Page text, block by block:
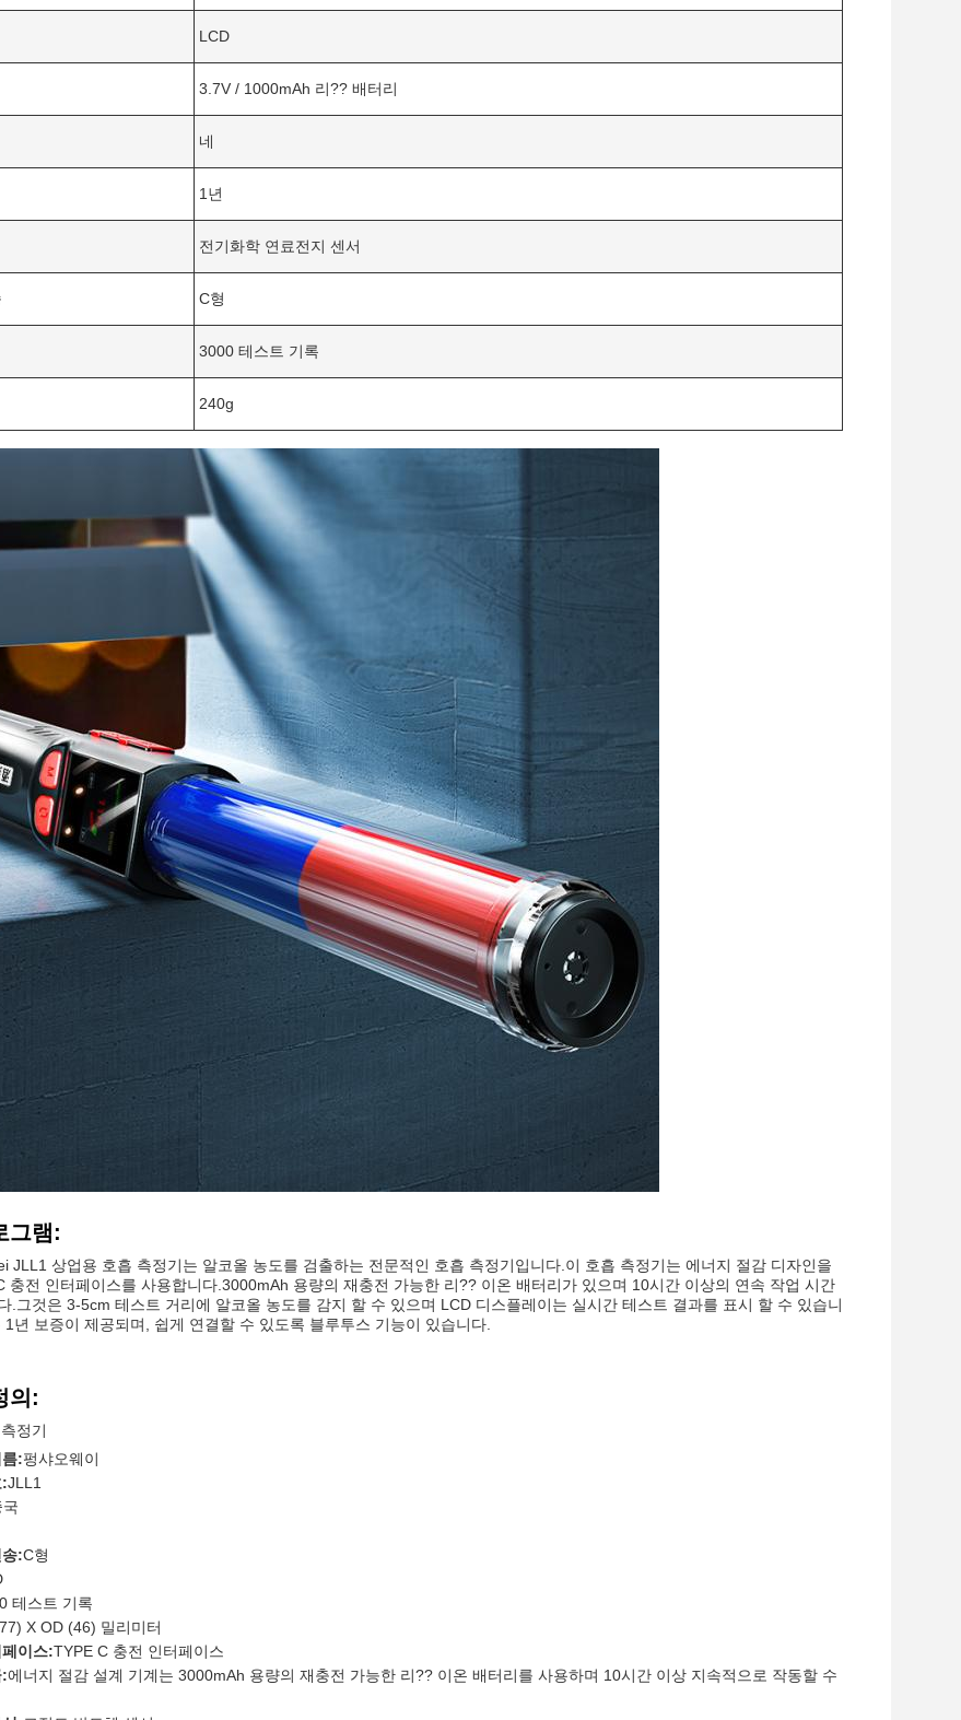
LCD
3.7V / 1000mAh 리?? 배터리
네
1년
전기화학 연료전지 센서
C형
3000 테스트 기록
240g
그램:
JLL1 상업용 호흡 측정기는 알코올 농도를 검출하는 전문적인 호흡 측정기입니다.이 호흡 측정기는 에너지 절감 디자인을
충전 인터페이스를 사용합니다.3000mAh 용량의 재충전 가능한 리?? 이온 배터리가 있으며 10시간 이상의 연속 작업 시간
.그것은 3-5cm 테스트 거리에 알코올 농도를 감지 할 수 있으며 LCD 디스플레이는 실시간 테스트 결과를 표시 할 수 있습니
1년 보증이 제공되며, 쉽게 연결할 수 있도록 블루투스 기능이 있습니다.
의:
정기
:펑샤오웨이
JLL1
국
:C형
테스트 기록
X OD (46) 밀리미터
이스:TYPE C 충전 인터페이스
에너지 절감 설계 기계는 3000mAh 용량의 재충전 가능한 리?? 이온 배터리를 사용하며 10시간 이상 지속적으로 작동할 수